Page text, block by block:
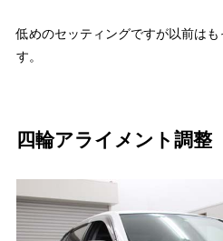
低めのセッティングですが以前は
す。
四輪アライメント調整